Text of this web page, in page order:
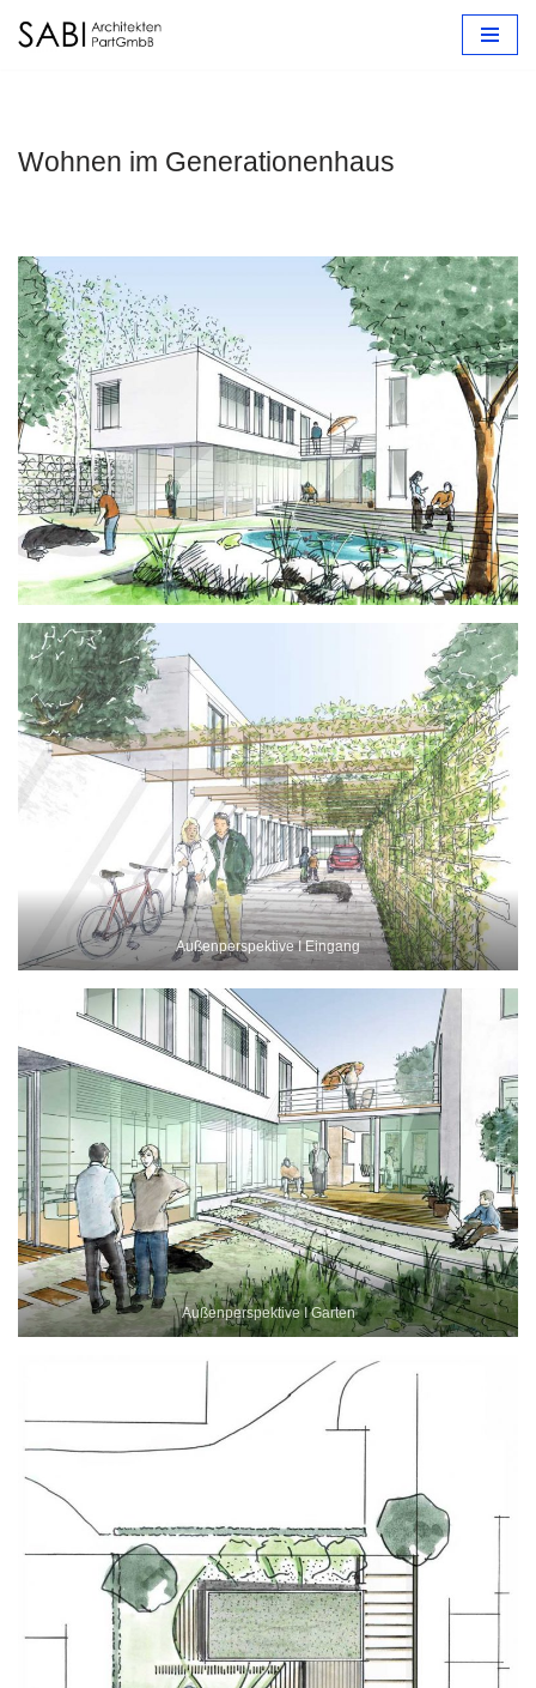
Wohnen im Generationenhaus
Außenperspektive I Eingang
Außenperspektive I Garten